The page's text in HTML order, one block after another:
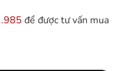
để được tư vấn mua